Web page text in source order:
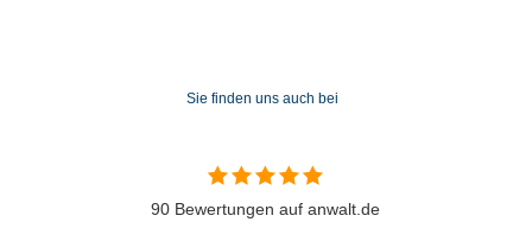
Sie finden uns auch bei
90 Bewertungen auf anwalt.de